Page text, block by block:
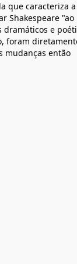
que caracteriza
Shakespeare "ao
e
foram
mudanças então